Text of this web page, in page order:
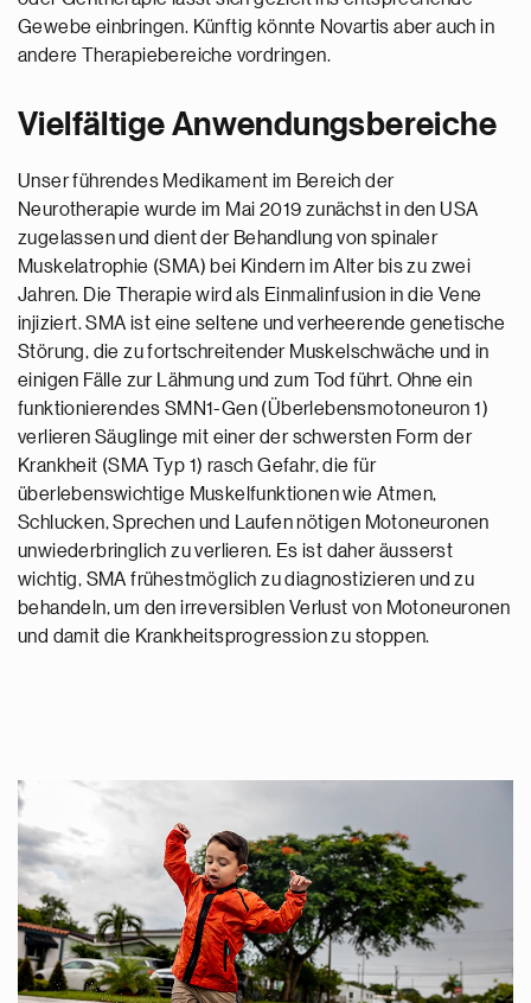
Gewebe einbringen. Künftig könnte Novartis aber auch in
andere Therapiebereiche vordringen.
Vielfältige Anwendungsbereiche
Unser führendes Medikament im Bereich der
Neurotherapie wurde im Mai 2019 zunächst in den USA
zugelassen und dient der Behandlung von spinaler
Muskelatrophie (SMA) bei Kindern im Alter bis zu zwei
Jahren. Die Therapie wird als Einmalinfusion in die Vene
injiziert. SMA ist eine seltene und verheerende genetische
Störung, die zu fortschreitender Muskelschwäche und in
einigen Fälle zur Lähmung und zum Tod führt. Ohne ein
funktionierendes SMN1-Gen (Überlebensmotoneuron 1)
verlieren Säuglinge mit einer der schwersten Form der
Krankheit (SMA Typ 1) rasch Gefahr, die für
überlebenswichtige Muskelfunktionen wie Atmen,
Schlucken, Sprechen und Laufen nötigen Motoneuronen
unwiederbringlich zu verlieren. Es ist daher äusserst
wichtig, SMA frühestmöglich zu diagnostizieren und zu
behandeln, um den irreversiblen Verlust von Motoneuronen
und damit die Krankheitsprogression zu stoppen.